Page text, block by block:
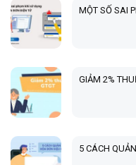
MỘT SỐ SAI
GIẢM 2%
5 CÁCH